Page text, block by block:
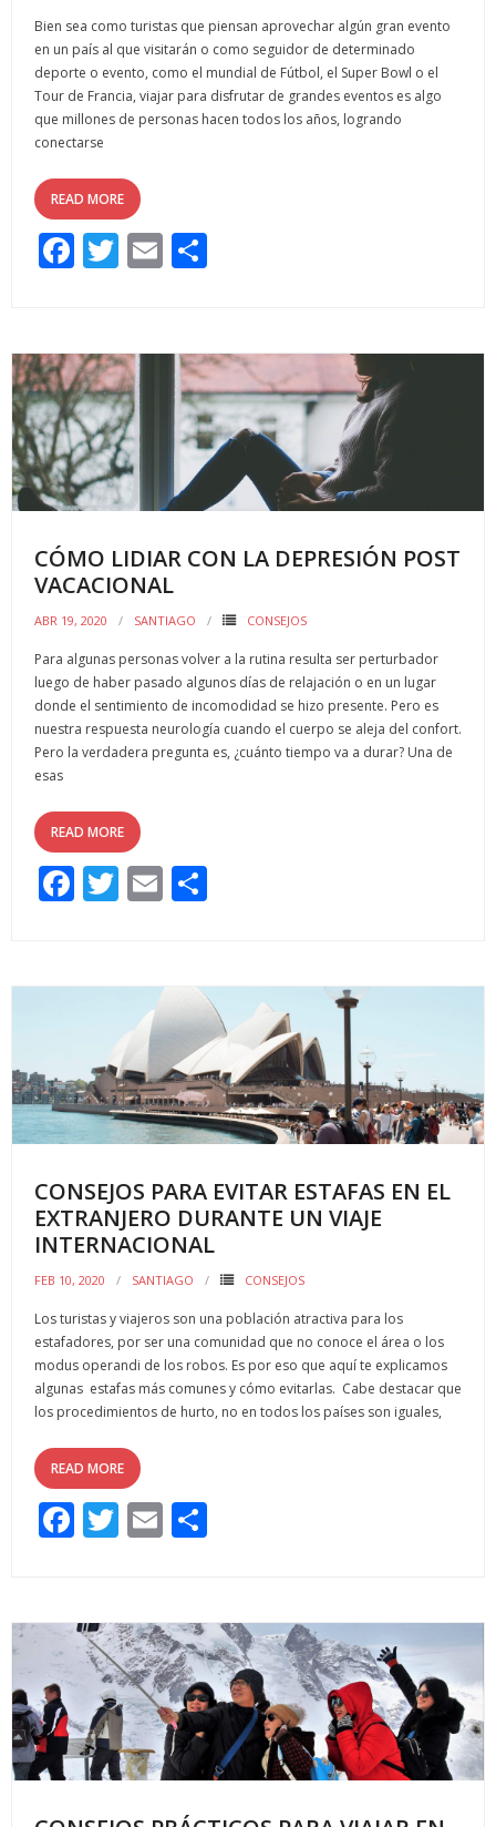
Bien sea como turistas que piensan aprovechar algún gran evento
en un país al que visitarán o como seguidor de determinado
deporte o evento, como el mundial de Fútbol, el Super Bowl o el
Tour de Francia, viajar para disfrutar de grandes eventos es algo
que millones de personas hacen todos los años, logrando
conectarse
READ MORE
F
b
o
o
k
T
er
E
l p
ar
ti
r
CÓMO LIDIAR CON LA DEPRESIÓN POST
VACACIONAL
ABR 19, 2020 SANTIAGO CONSEJOS
Para algunas personas volver a la rutina resulta ser perturbador
luego de haber pasado algunos días de relajación o en un lugar
donde el sentimiento de incomodidad se hizo presente. Pero es
nuestra respuesta neurología cuando el cuerpo se aleja del confort.
Pero la verdadera pregunta es, ¿cuánto tiempo va a durar? Una de
esas
READ MORE
F
b
o
k
T
er
E
l p
ar
ti
r
CONSEJOS PARA EVITAR ESTAFAS EN EL
EXTRANJERO DURANTE UN VIAJE
INTERNACIONAL
FEB 10, 2020 SANTIAGO CONSEJOS
Los turistas y viajeros son una población atractiva para los
estafadores, por ser una comunidad que no conoce el área o los
modus operandi de los robos. Es por eso que aquí te explicamos
algunas estafas más comunes y cómo evitarlas. Cabe destacar que
los procedimientos de hurto, no en todos los países son iguales,
READ MORE
F
b
o
o
k
T
er
E
l p
ar
ti
r